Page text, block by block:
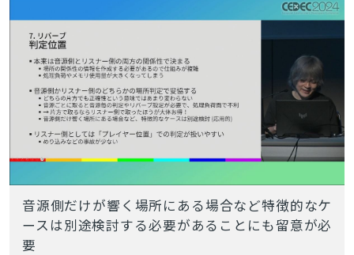
音源側だけが響く場所にある場合など特徴的なケ
ースは別途検討する必要があることにも留意が必
要